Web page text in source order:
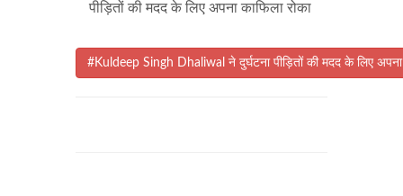
पीड़ितों की मदद के लिए अपना काफिला रोका
#Kuldeep Singh Dhaliwal ने दुर्घटना पीड़ितों की मदद के लिए अपना